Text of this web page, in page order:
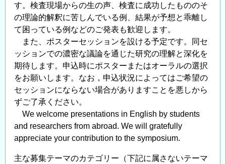
す。検査現場からの生の声、検査に成功したもののそ
の理論的解釈に苦しんでいる例、結果が予想と乖離し
て困っている例などのご発表も歓迎します。
また、ポスターセッションを設ける予定です。同セ
ッションでの濃密な議論を通じた研究の理解と深化を
期待します。申込時にポスターまたはオーラルの選択
をお願いします。なお，申込状況によってはご希望の
セッションにならない場合がありますことを悪しから
ずご了承ください。
We welcome presentations in English by students
and researchers from abroad. We will gratefully
appreciate your contribution to the symposium.
主な募集テーマのカテゴリー（下記に属さないテーマ